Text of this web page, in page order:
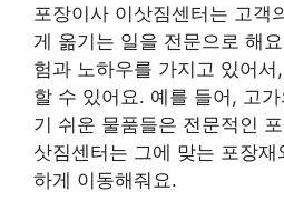
포장이사 이삿짐센터는 고객
게 옮기는 일을 전문으로 해
험과 노하우를 가지고 있어
할 수 있어요. 예를 들어, 고
기 쉬운 물품들은 전문적인
삿짐센터는 그에 맞는 포장
하게 이동해줘요.